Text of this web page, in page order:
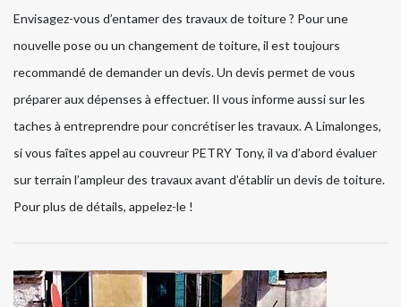
Envisagez-vous d’entamer des travaux de toiture ? Pour une
nouvelle pose ou un changement de toiture, il est toujours
recommandé de demander un devis. Un devis permet de vous
préparer aux dépenses à effectuer. Il vous informe aussi sur les
taches à entreprendre pour concrétiser les travaux. A Limalonges,
si vous faîtes appel au couvreur PETRY Tony, il va d’abord évaluer
sur terrain l’ampleur des travaux avant d’établir un devis de toiture.
Pour plus de détails, appelez-le !